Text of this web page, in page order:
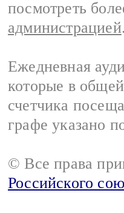
посмотреть
администрацией.
Ежедневная
которые в
счетчика
графе указано
© Все права
Российского